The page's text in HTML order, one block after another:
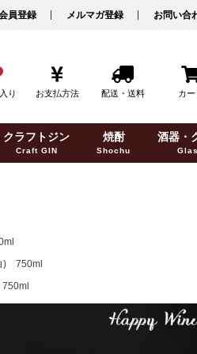
員登録 メルマガ登録 お問い合
り お支払方法 配送・送料 カー
クラフトジン
Craft GIN
焼酎
Shochu
酒器・
) 750ml